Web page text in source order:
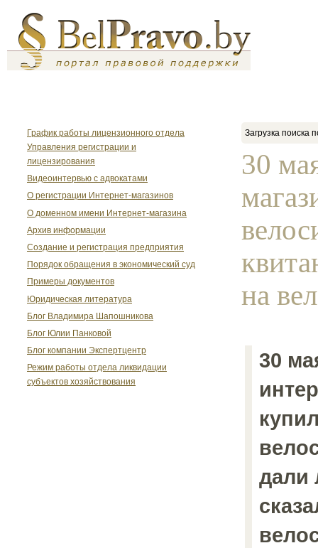
График работы лицензионного отдела
Управления регистрации и
лицензирования
Видеоинтервью с адвокатами
О регистрации Интернет-магазинов
О доменном имени Интернет-магазина
Архив информации
Создание и регистрация предприятия
Порядок обращения в экономический суд
Примеры документов
Юридическая литература
Блог Владимира Шапошникова
Блог Юлии Панковой
Блог компании Экспертцентр
Режим работы отдела ликвидации
субъектов хозяйствования
Загрузка поиска
30
на
30
дали